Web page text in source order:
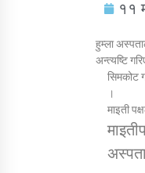
११
हुम्ला
अन्त्यष्टि
सिमकोट
।
माइती